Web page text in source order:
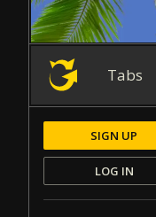
Tabs
SIGN UP
LOG IN